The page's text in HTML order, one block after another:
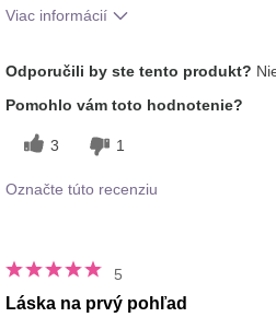
Viac informácií
značkami dekoratívnej kozmetiky,
vyskúšali?
Odporučili by ste tento produkt?
Pomohlo vám toto hodnotenie?
3 1
Označte túto recenziu
5
Láska na prvý pohľad